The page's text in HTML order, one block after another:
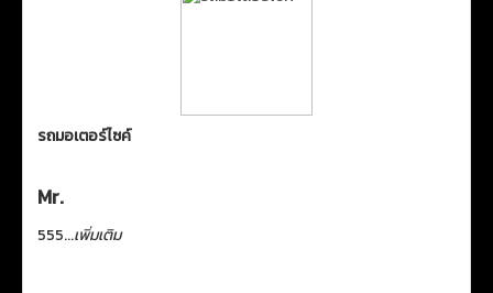
รถมอเตอร์ไซค์
Mr.
555...เพิ่มเติม